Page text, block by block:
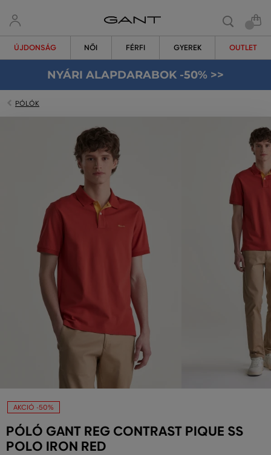
ÚJDONSÁG NŐI FÉRFI GYEREK OUTLET
NYÁRI ALAPDARABOK -50% >>
PÓLÓK
AKCIÓ -50%
PÓLÓ GANT REG CONTRAST PIQUE SS
POLO IRON RED